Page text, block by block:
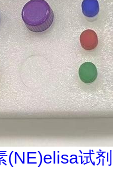
(NE)elisa试剂